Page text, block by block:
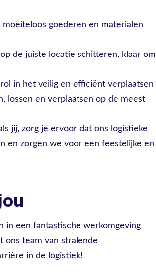
goederen en materialen
de juiste locatie schitteren, klaar om
in het veilig en efficiënt verplaatsen
lossen en verplaatsen op de meest
jij, zorg je ervoor dat ons logistieke
en zorgen we voor een feestelijke en
in een fantastische werkomgeving
ons team van stralende
in de logistiek!